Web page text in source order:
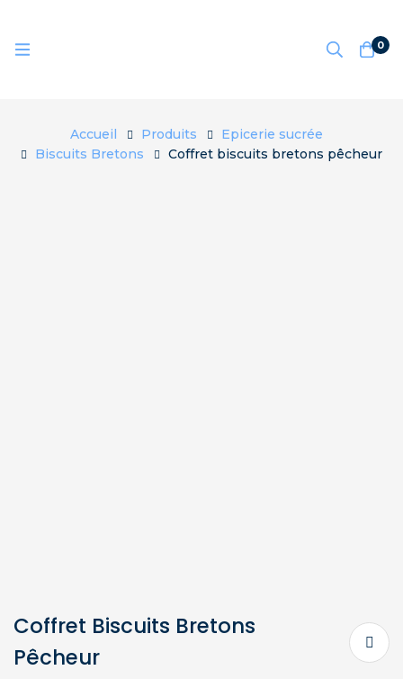
0
Accueil Produits
Epicerie sucrée
Biscuits Bretons
Coffret biscuits bretons pêcheur
Coffret Biscuits Bretons
Pêcheur